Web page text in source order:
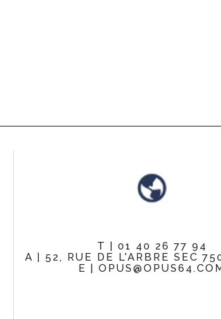
T | 01 40 26 77 94
A | 52, RUE DE L'ARBRE SEC
E |